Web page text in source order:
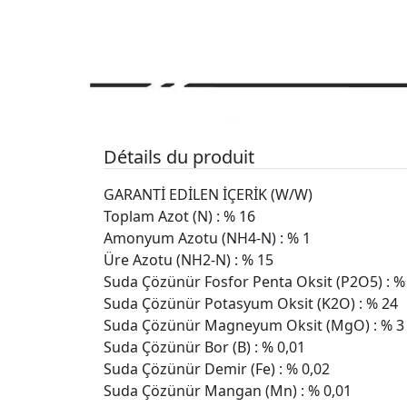
Détails du produit
GARANTİ EDİLEN İÇERİK (W/W)
Toplam Azot (N) : % 16
Amonyum Azotu (NH4-N) : % 1
Üre Azotu (NH2-N) : % 15
Suda Çözünür Fosfor Penta Oksit (P2O5) :
Suda Çözünür Potasyum Oksit (K2O) : % 24
Suda Çözünür Magneyum Oksit (MgO) : % 3
Suda Çözünür Bor (B) : % 0,01
Suda Çözünür Demir (Fe) : % 0,02
Suda Çözünür Mangan (Mn) : % 0,01